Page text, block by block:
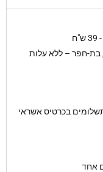
אחד